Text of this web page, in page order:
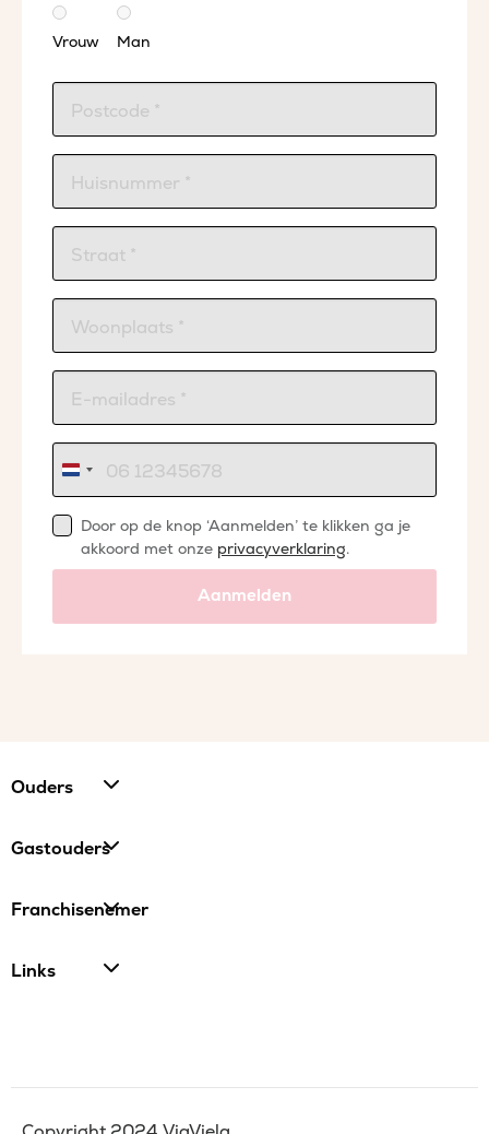
Vrouw Man
Nederland
+31
Door op de knop ‘Aanmelden’ te klikken ga je
akkoord met onze privacyverklaring.
Aanmelden
Ouders
Gastouders
Franchisenemer
Links